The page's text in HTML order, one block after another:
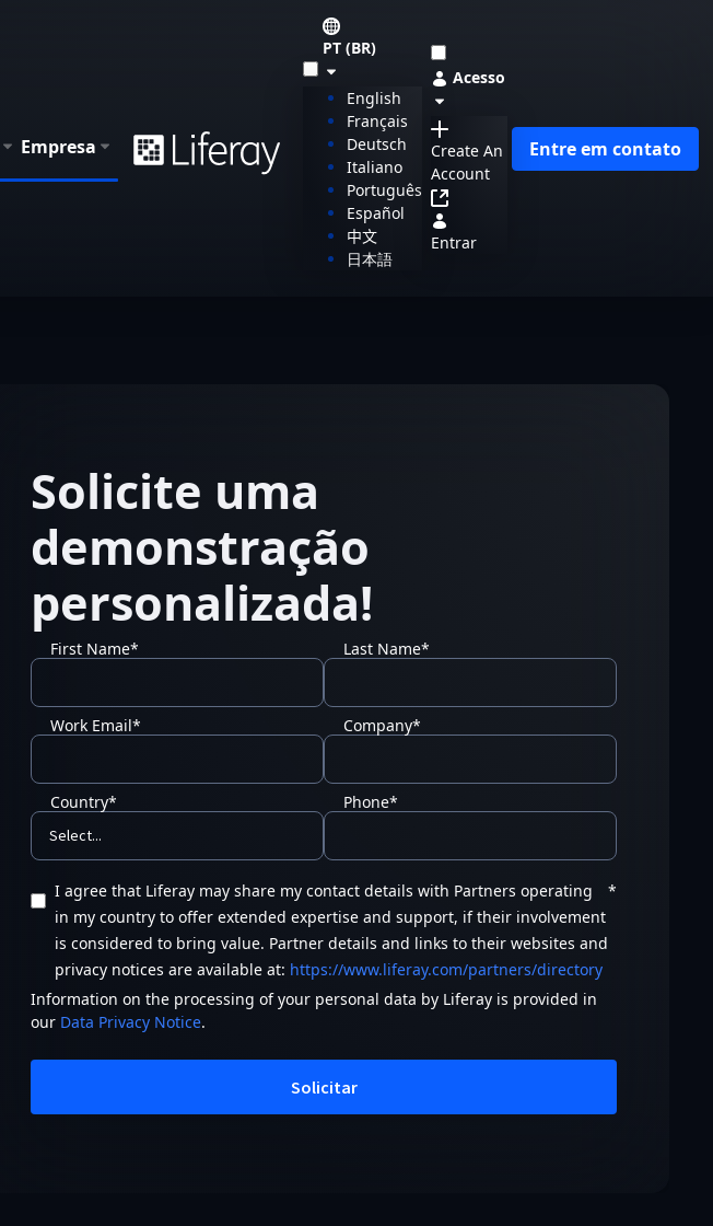
Empresa
PT (BR)
English
Français
Deutsch
Italiano
Português
Español
中文
日本語
Acesso
Create An
Account
Entrar
Entre em contato
Solicite uma
demonstração
personalizada!
*
First Name *
Last Name
*
Work Email *
Company
*
Country *
Phone
*
I agree that Liferay may share my contact details with Partners operating
in my country to offer extended expertise and support, if their involvement
is considered to bring value. Partner details and links to their websites and
privacy notices are available at: https://www.liferay.com/partners/directory
Information on the processing of your personal data by Liferay is provided in
our Data Privacy Notice.
Solicitar